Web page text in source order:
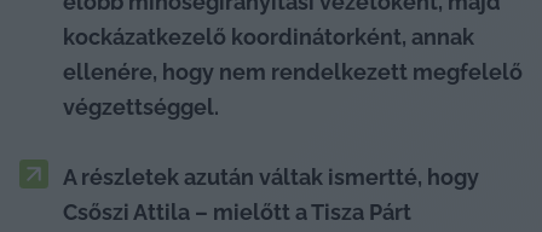
kockázatkezelő koordinátorként, annak
ellenére, hogy nem rendelkezett megfelelő
végzettséggel.
A részletek azután váltak ismertté, hogy
Csőszi Attila – mielőtt a Tisza Párt